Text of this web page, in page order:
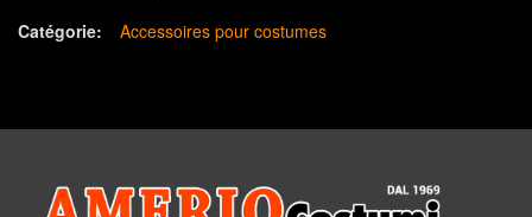
Catégorie: Accessoires pour costumes